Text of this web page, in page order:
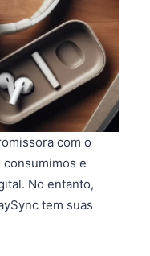
com o
e
No entanto,
tem suas